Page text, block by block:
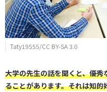
Taty19555/CC BY-SA 3.0
大学の先生の話を聞くと、優秀
ることがあります。それは知的